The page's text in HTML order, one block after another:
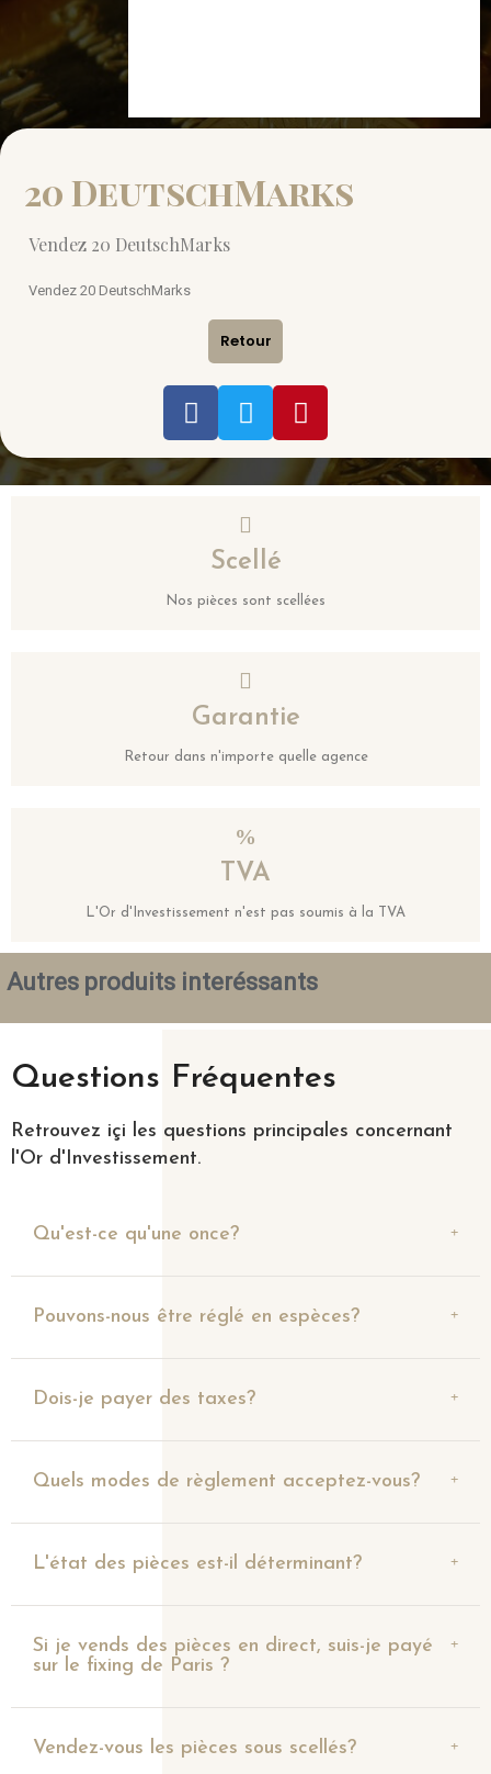
20 DeutschMarks
Vendez 20 DeutschMarks
Vendez 20 DeutschMarks
Retour
Scellé
Nos pièces sont scellées
Garantie
Retour dans n'importe quelle agence
TVA
L'Or d'Investissement n'est pas soumis à la TVA
Autres produits interéssants
Questions Fréquentes
Retrouvez içi les questions principales concernant
l'Or d'Investissement.
Qu'est-ce qu'une once?
Pouvons-nous être réglé en espèces?
Dois-je payer des taxes?
Quels modes de règlement acceptez-vous?
L'état des pièces est-il déterminant?
Si je vends des pièces en direct, suis-je payé
sur le fixing de Paris ?
Vendez-vous les pièces sous scellés?